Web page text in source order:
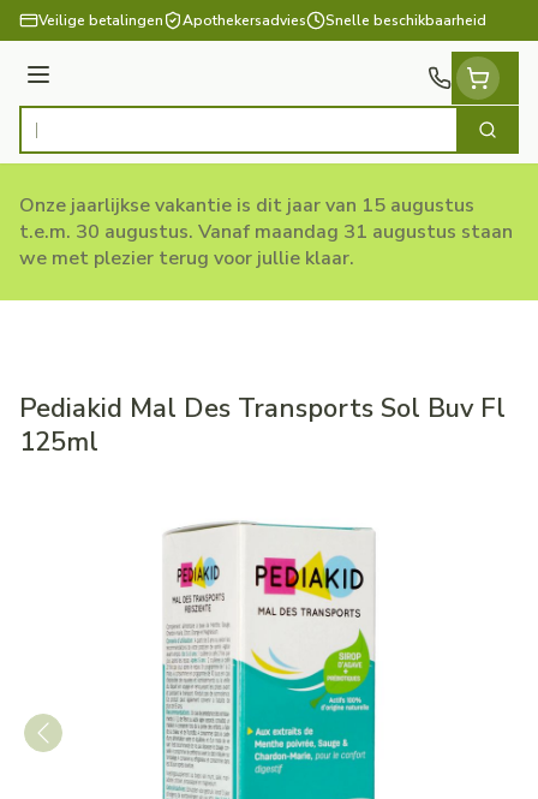
Ga naar de inhoud
Veilige betalingen Apothekersadvies Snelle beschikbaarheid
Menu
Product, merk, categorie... Zoek
Onze jaarlijkse vakantie is dit jaar van 15 augustus
t.e.m. 30 augustus. Vanaf maandag 31 augustus staan
we met plezier terug voor jullie klaar.
Pediakid Mal Des Transports Sol Buv Fl
125ml